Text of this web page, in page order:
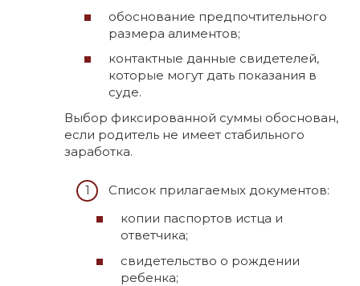
обоснование предпочтительного
размера алиментов;
контактные данные свидетелей,
которые могут дать показания в
суде.
Выбор фиксированной суммы обоснован,
если родитель не имеет стабильного
заработка.
Список прилагаемых документов:
копии паспортов истца и
ответчика;
свидетельство о рождении
ребенка;